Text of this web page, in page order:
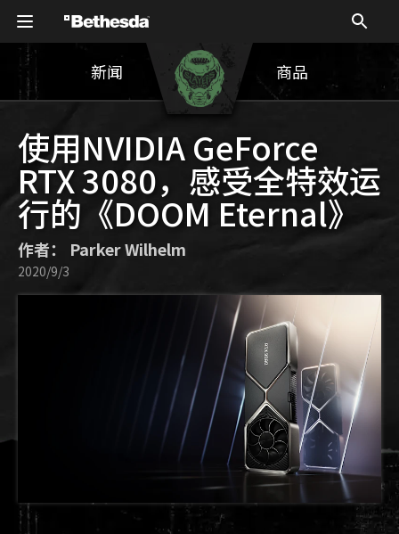
新闻 商品
使用NVIDIA GeForce
RTX 3080，感受全特效运
行的《DOOM Eternal》
作者： Parker Wilhelm
2020/9/3